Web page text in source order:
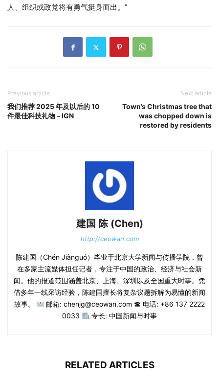
人、组织或政党将有勇气挺身而出。”
Previous article
我们推荐 2025 年及以后的 10
件最佳科技礼物 – IGN
Next article
Town’s Christmas tree that
was chopped down is
restored by residents
建国 陈 (Chen)
http://ceowan.com
陈建国（Chén Jiànguó）毕业于北京大学新闻与传播学院，曾
在多家主流媒体担任记者，专注于中国的政治、经济与社会新
闻。他的报道范围涵盖北京、上海、深圳以及全国重大时事。凭
借多年一线采访经验，陈建国擅长将复杂议题拆解为易懂的新闻
故事。
邮箱: chenjg@ceowan.com ☎ 电话: +86 137 2222
0033
专长: 中国新闻与时事
RELATED ARTICLES